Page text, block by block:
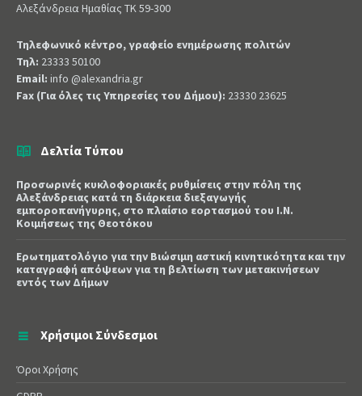
Αλεξάνδρεια Ημαθίας ΤΚ 59-300
Τηλεφωνικό κέντρο, γραφείο ενημέρωσης πολιτών
Τηλ: 23333 50100
Email: info @alexandria.gr
Fax (Για όλες τις Υπηρεσίες του Δήμου): 23330 23625
Δελτία Τύπου
Προσωρινές κυκλοφοριακές ρυθμίσεις στην πόλη της
Αλεξάνδρειας κατά τη διάρκεια διεξαγωγής
εμποροπανήγυρης, στο πλαίσιο εορτασμού του Ι.Ν.
Κοιμήσεως της Θεοτόκου
Ερωτηματολόγιο για την Βιώσιμη αστική κινητικότητα και την
καταγραφή απόψεων για τη βελτίωση των μετακινήσεων
εντός των Δήμων
Χρήσιμοι Σύνδεσμοι
Όροι Χρήσης